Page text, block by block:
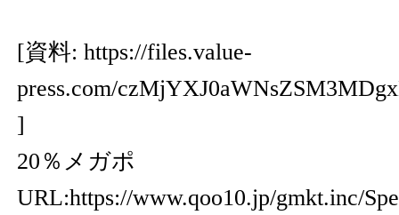
[資料: https://files.value-
press.com/
]
20％メガポ
URL:https://www.qoo10.jp/gmkt.inc/